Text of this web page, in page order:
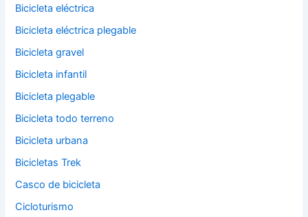
Bicicleta eléctrica
Bicicleta eléctrica plegable
Bicicleta gravel
Bicicleta infantil
Bicicleta plegable
Bicicleta todo terreno
Bicicleta urbana
Bicicletas Trek
Casco de bicicleta
Cicloturismo